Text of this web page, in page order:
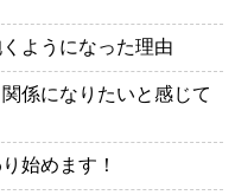
ようになった理由
係になりたいと感じて
始めます！